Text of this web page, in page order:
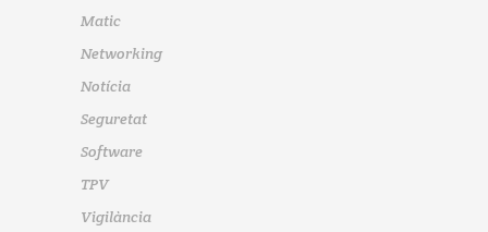
Matic
Networking
Notícia
Seguretat
Software
TPV
Vigilància